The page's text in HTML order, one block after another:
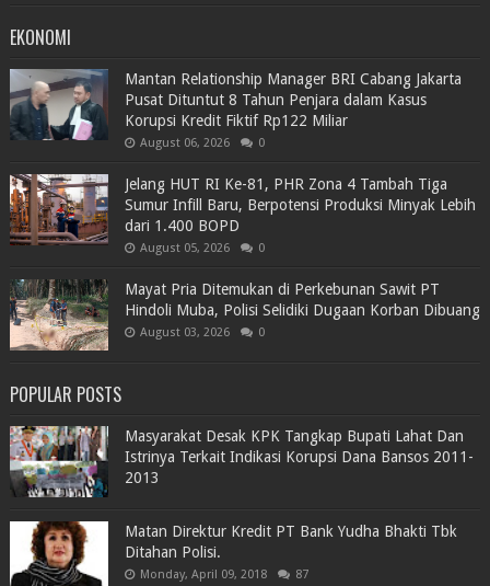
EKONOMI
Mantan Relationship Manager BRI Cabang Jakarta
Pusat Dituntut 8 Tahun Penjara dalam Kasus
Korupsi Kredit Fiktif Rp122 Miliar
August 06, 2026 0
Jelang HUT RI Ke-81, PHR Zona 4 Tambah Tiga
Sumur Infill Baru, Berpotensi Produksi Minyak Lebih
dari 1.400 BOPD
August 05, 2026 0
Mayat Pria Ditemukan di Perkebunan Sawit PT
Hindoli Muba, Polisi Selidiki Dugaan Korban Dibuang
August 03, 2026 0
POPULAR POSTS
Masyarakat Desak KPK Tangkap Bupati Lahat Dan
Istrinya Terkait Indikasi Korupsi Dana Bansos 2011-
2013
Matan Direktur Kredit PT Bank Yudha Bhakti Tbk
Ditahan Polisi.
Monday, April 09, 2018 87